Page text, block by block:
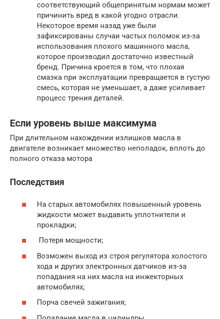
соответствующий общепринятым нормам может
причинить вред в какой угодно отрасли.
Некоторое время назад уже были
зафиксированы случаи частых поломок из-за
использования плохого машинного масла,
которое производил достаточно известный
бренд. Причина кроется в том, что плохая
смазка при эксплуатации превращается в густую
смесь, которая не уменьшает, а даже усиливает
процесс трения деталей.
Если уровень выше максимума
При длительном нахождении излишков масла в
двигателе возникает множество неполадок, вплоть до
полного отказа мотора
Последствия
На старых автомобилях повышенный уровень
жидкости может выдавить уплотнители и
прокладки;
Потеря мощности;
Возможен выход из строя регулятора холостого
хода и других электронных датчиков из-за
попадания на них масла на инжекторных
автомобилях;
Порча свечей зажигания;